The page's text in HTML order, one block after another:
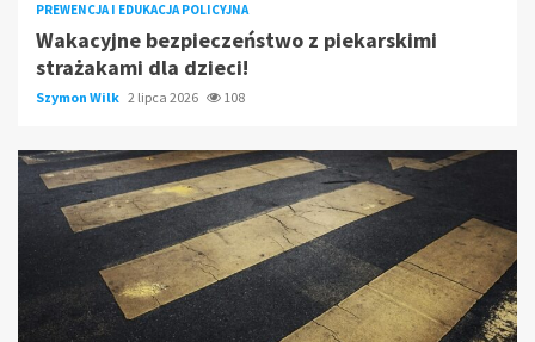
PREWENCJA I EDUKACJA POLICYJNA
Wakacyjne bezpieczeństwo z piekarskimi
strażakami dla dzieci!
Szymon Wilk 2 lipca 2026 108